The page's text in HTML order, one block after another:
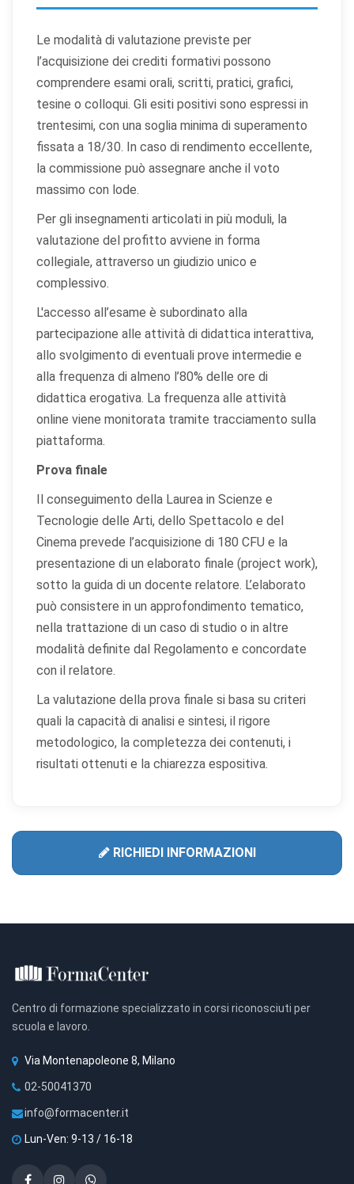
Le modalità di valutazione previste per
l’acquisizione dei crediti formativi possono
comprendere esami orali, scritti, pratici, grafici,
tesine o colloqui. Gli esiti positivi sono espressi in
trentesimi, con una soglia minima di superamento
fissata a 18/30. In caso di rendimento eccellente,
la commissione può assegnare anche il voto
massimo con lode.
Per gli insegnamenti articolati in più moduli, la
valutazione del profitto avviene in forma
collegiale, attraverso un giudizio unico e
complessivo.
L'accesso all’esame è subordinato alla
partecipazione alle attività di didattica interattiva,
allo svolgimento di eventuali prove intermedie e
alla frequenza di almeno l’80% delle ore di
didattica erogativa. La frequenza alle attività
online viene monitorata tramite tracciamento sulla
piattaforma.
Prova finale
Il conseguimento della Laurea in Scienze e
Tecnologie delle Arti, dello Spettacolo e del
Cinema prevede l’acquisizione di 180 CFU e la
presentazione di un elaborato finale (project work),
sotto la guida di un docente relatore. L’elaborato
può consistere in un approfondimento tematico,
nella trattazione di un caso di studio o in altre
modalità definite dal Regolamento e concordate
con il relatore.
La valutazione della prova finale si basa su criteri
quali la capacità di analisi e sintesi, il rigore
metodologico, la completezza dei contenuti, i
risultati ottenuti e la chiarezza espositiva.
RICHIEDI INFORMAZIONI
Centro di formazione specializzato in corsi riconosciuti per
scuola e lavoro.
Via Montenapoleone 8, Milano
02-50041370
info@formacenter.it
Lun-Ven: 9-13 / 16-18
l'aspetto o il comportamento (es. lingua, layout).
Cookie statistici
sito tramite dati raccolti in forma anonima o aggregata.
Cookie di marketing
Utilizzati da terze parti per tracciare l'utente attraverso
siti web allo scopo di mostrare annunci pertinenti.
Salva
preferenze
Accetta